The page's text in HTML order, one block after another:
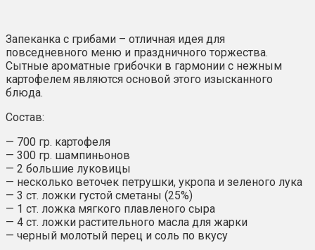
Запеканка с грибами – отличная идея для
повседневного меню и праздничного торжества.
Сытные ароматные грибочки в гармонии с нежным
картофелем являются основой этого изысканного
блюда.
Состав:
— 700 гр. картофеля
— 300 гр. шампиньонов
— 2 большие луковицы
— несколько веточек петрушки, укропа и зеленого лука
— 3 ст. ложки густой сметаны (25%)
— 1 ст. ложка мягкого плавленого сыра
— 4 ст. ложки растительного масла для жарки
— черный молотый перец и соль по вкусу